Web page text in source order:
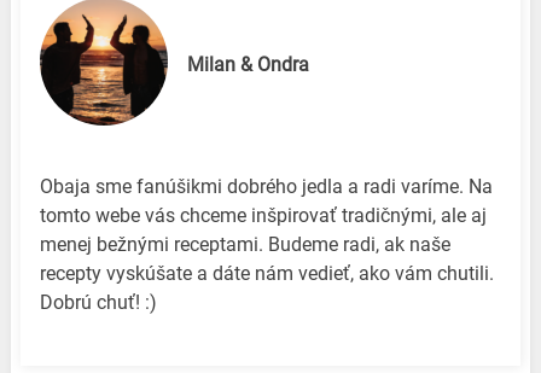
Milan & Ondra
Obaja sme fanúšikmi dobrého jedla a radi varíme. Na
tomto webe vás chceme inšpirovať tradičnými, ale aj
menej bežnými receptami. Budeme radi, ak naše
recepty vyskúšate a dáte nám vedieť, ako vám chutili.
Dobrú chuť! :)